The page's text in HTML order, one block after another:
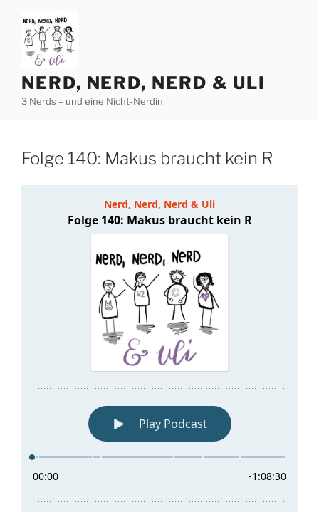
Inhalt
springen
NERD, NERD, NERD & ULI
3 Nerds – und eine Nicht-Nerdin
Folge 140: Makus braucht kein R